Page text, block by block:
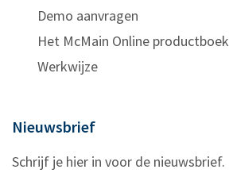
Demo aanvragen
Het McMain Online productboek
Werkwijze
Nieuwsbrief
Schrijf je hier in voor de nieuwsbrief.